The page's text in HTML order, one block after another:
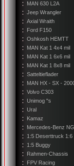
MAN 630 L2A
Jeep Wrangler
Axial Wraith
Ford F150
Oshkosh HEMTT
MAN Kat 1 4x4 mil
MAN Kat 1 6x6 mil
MAN Kat 1 8x8 mil
Satteltieflader
MAN HX - SX -
Volvo C303
Unimog "s
Ural
Kamaz
Mercedes-Benz NG
1:5 Deserttruck 1:6
1:5 Buggy
Rahmen-Chassis
FPV Racing